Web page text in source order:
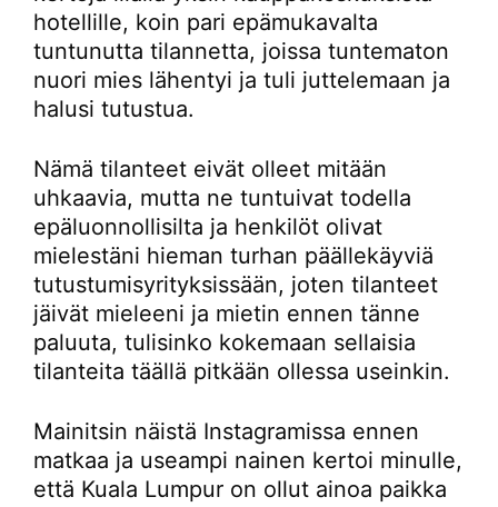
hotellille, koin pari epämukavalta
tuntunutta tilannetta, joissa tuntematon
nuori mies lähentyi ja tuli juttelemaan ja
halusi tutustua.
Nämä tilanteet eivät olleet mitään
uhkaavia, mutta ne tuntuivat todella
epäluonnollisilta ja henkilöt olivat
mielestäni hieman turhan päällekäyviä
tutustumisyrityksissään, joten tilanteet
jäivät mieleeni ja mietin ennen tänne
paluuta, tulisinko kokemaan sellaisia
tilanteita täällä pitkään ollessa useinkin.
Mainitsin näistä Instagramissa ennen
matkaa ja useampi nainen kertoi minulle,
että Kuala Lumpur on ollut ainoa paikka